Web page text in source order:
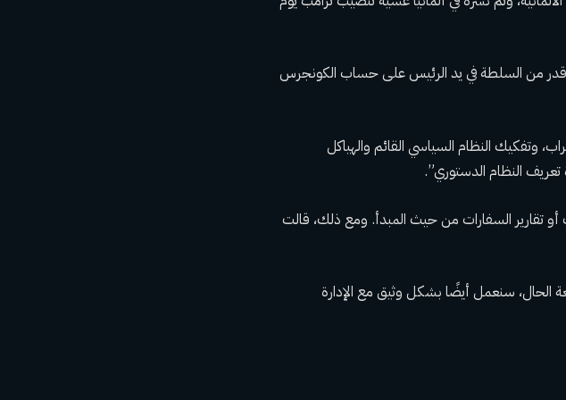
قدر من السلطة في يد الرئيس على حساب الكونجرس
وتفكيك النظام السياسي القائم والهياكل
تعريف النظام الدستوري”.
أو تقارير السفارات من حيث المبدأ. ومع ذلك، قالت
الحال، سنعمل أيضًا بشكل وثيق مع الإدارة